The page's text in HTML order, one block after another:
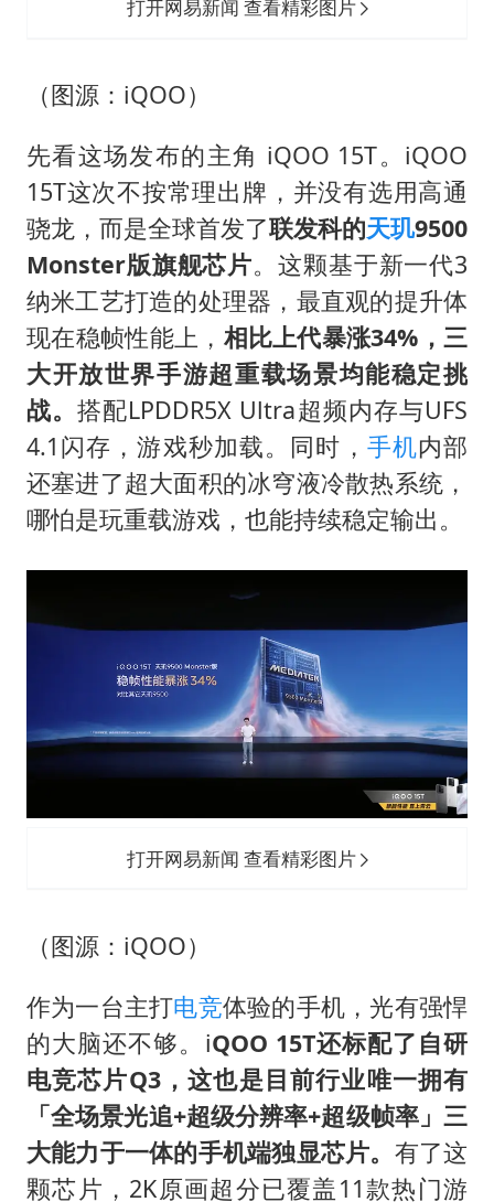
打开网易新闻 查看精彩图片
（图源：iQOO）
先看这场发布的主角 iQOO 15T。iQOO
15T这次不按常理出牌，并没有选用高通
骁龙，而是全球首发了联发科的天玑9500
Monster版旗舰芯片。这颗基于新一代3
纳米工艺打造的处理器，最直观的提升体
现在稳帧性能上， 相比上代暴涨34%，三
大开放世界手游超重载场景均能稳定挑
战。搭配LPDDR5X Ultra超频内存与UFS
4.1闪存，游戏秒加载。同时， 手机内部
还塞进了超大面积的冰穹液冷散热系统，
哪怕是玩重载游戏，也能持续稳定输出。
打开网易新闻 查看精彩图片
（图源：iQOO）
作为一台主打电竞体验的手机，光有强悍
的大脑还不够。iQOO 15T还标配了自研
电竞芯片Q3，这也是目前行业唯一拥有
「全场景光追+超级分辨率+超级帧率」三
大能力于一体的手机端独显芯片。 有了这
颗芯片，2K原画超分已覆盖11款热门游